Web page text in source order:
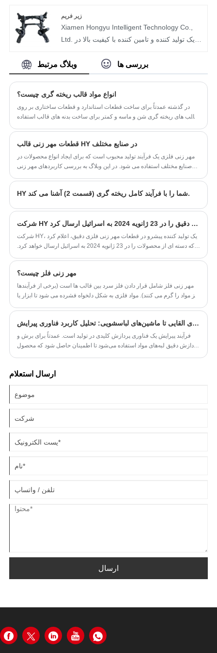
طراحی، تحقیق و توسعه و خدمات پس از فروش
بی نقص پایبند بوده ایم و به شدت هر محصول را
کنترل می کنیم تا اطمینان حاصل کنیم که مشتریان
زیر فریم
Xiamen Hongyu Intelligent Technology Co.,
Ltd. یک تولید کننده و تامین کننده با کیفیت بالا در
شاسی خودروهای فریم فریم است. عمدتاً انواع
لوازم جانبی پشتیبانی شاسی خودرو را ارائه می
پایدار، محصولات را به بازار جهانی عرضه می‌کند و
بهترین منبع همکاری چینی قطعات خودرو برای
وبلاگ مرتبط بررسی ها
انواع مواد قالب ریخته گری چیست؟
در گذشته عمدتاً برای ساخت قطعات استاندارد و قطعات ساختاری بر روی
قالب های ریخته گری شن و ماسه و کمتر برای ساخت بدنه های قالب استفاده
قطعات مهر زنی قالب HY در صنایع مختلف
مهر زنی فلزی یک فرآیند تولید محبوب است که برای ایجاد انواع محصولات در
صنایع مختلف استفاده می شود. در این وبلاگ به بررسی کاربردهای مهر زنی
HY شما را با فرآیند کامل ریخته گری (قسمت 2) آشنا می کند.
شرکت HY قطعات مهر زنی فلزی دقیق را در 23 ژانویه 2024 به اسرائیل ارسال کرد
شرکت HY، یک تولید کننده پیشرو در قطعات مهر زنی فلزی دقیق، اعلام کرد
که دسته ای از محصولات را در 23 ژانویه 2024 به اسرائیل ارسال خواهد کرد.
خاورمیانه.
مهر زنی فلز چیست؟
مهر زنی فلز شامل قرار دادن فلز سرد بین قالب ها است (برخی از فرآیندها
نیز مواد را گرم می کنند). مواد فلزی به شکل دلخواه فشرده می شود تا ابزار یا
از اجاق‌های القایی تا ماشین‌های لباسشویی: تحلیل کاربرد فناوری پیرایش
فرآیند پیرایش یک فناوری پردازش کلیدی در تولید است. عمدتاً برای برش و
پردازش دقیق لبه‌های مواد استفاده می‌شود تا اطمینان حاصل شود که محصول
ارسال استعلام
ارسال